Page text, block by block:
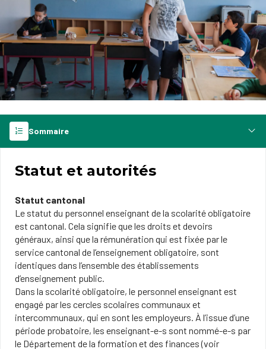
Sommaire
Statut et autorités
Statut cantonal
Le statut du personnel enseignant de la scolarité obligatoire
est cantonal. Cela signifie que les droits et devoirs
généraux, ainsi que la rémunération qui est fixée par le
service cantonal de l’enseignement obligatoire, sont
identiques dans l’ensemble des établissements
d’enseignement public.
Dans la scolarité obligatoire, le personnel enseignant est
engagé par les cercles scolaires communaux et
intercommunaux, qui en sont les employeurs. À l’issue d’une
période probatoire, les enseignant-e-s sont nommé-e-s par
le Département de la formation et des finances (voir